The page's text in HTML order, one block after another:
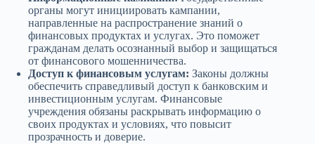
органы могут инициировать кампании,
направленные на распространение знаний о
финансовых продуктах и услугах. Это поможет
гражданам делать осознанный выбор и защищаться
от финансового мошенничества.
Доступ к финансовым услугам: Законы должны
обеспечить справедливый доступ к банковским и
инвестиционным услугам. Финансовые
учреждения обязаны раскрывать информацию о
своих продуктах и условиях, что повысит
прозрачность и доверие.